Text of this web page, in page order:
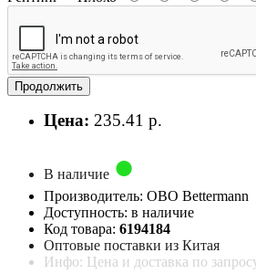
Продолжить
Цена: 235.41 р.
В наличие
Производитель: OBO Bettermann
Доступность: в наличие
Код товара: 6194184
Оптовые поставки из Китая
Инфо: Цена и доставка по